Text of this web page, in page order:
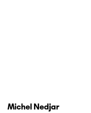
Michel Nedjar